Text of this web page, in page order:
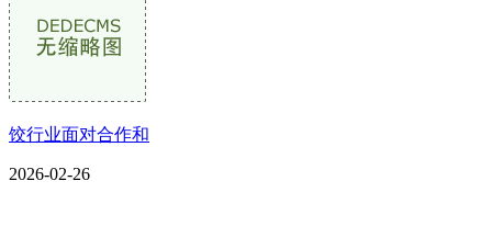
饺行业面对合作和
2026-02-26